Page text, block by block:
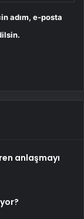
adım, e-posta
anlaşmayı